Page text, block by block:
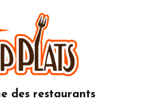
des restaurants